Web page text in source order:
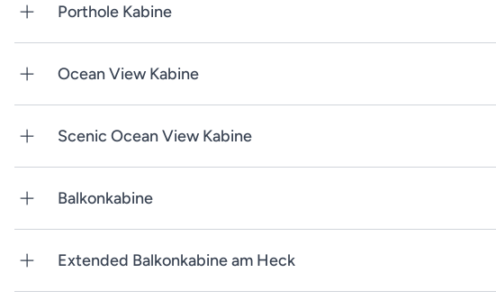
Porthole Kabine
Ocean View Kabine
Scenic Ocean View Kabine
Balkonkabine
Extended Balkonkabine am Heck